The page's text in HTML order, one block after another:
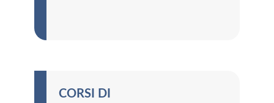
CORSI DI